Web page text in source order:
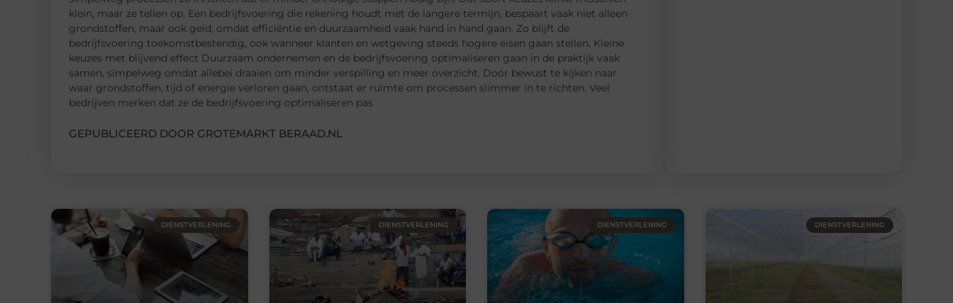
klein, maar ze tellen op. Een bedrijfsvoering die rekening houdt met de langere termijn, bespaart vaak niet alleen
grondstoffen, maar ook geld, omdat efficiëntie en duurzaamheid vaak hand in hand gaan. Zo blijft de
bedrijfsvoering toekomstbestendig, ook wanneer klanten en wetgeving steeds hogere eisen gaan stellen. Kleine
keuzes met blijvend effect Duurzaam ondernemen en de bedrijfsvoering optimaliseren gaan in de praktijk vaak
samen, simpelweg omdat allebei draaien om minder verspilling en meer overzicht. Door bewust te kijken naar
waar grondstoffen, tijd of energie verloren gaan, ontstaat er ruimte om processen slimmer in te richten. Veel
bedrijven merken dat ze de bedrijfsvoering optimaliseren pas
GEPUBLICEERD DOOR GROTEMARKT BERAAD.NL
DIENSTVERLENING DIENSTVERLENING DIENSTVERLENING DIENSTVERLENING